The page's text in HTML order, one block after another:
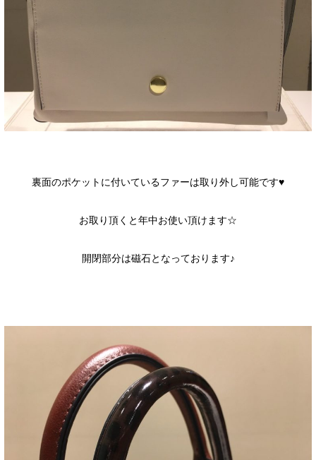
裏面のポケットに付いているファーは取り外し可能です♥
お取り頂くと年中お使い頂けます☆
開閉部分は磁石となっております♪